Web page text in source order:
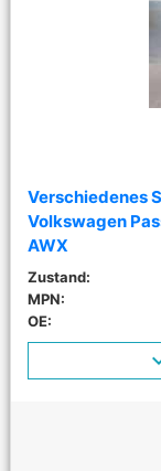
Verschiedenes
Volkswagen
AWX
Zustand:
MPN:
OE: